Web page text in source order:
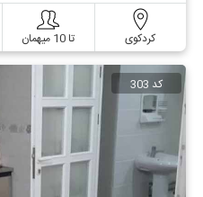
کردکوی تا 10 میهمان
کد 303